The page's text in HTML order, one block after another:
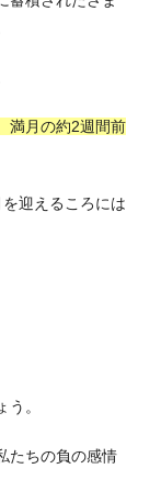
満月の約2週間前
迎えるころには
。
たちの負の感情